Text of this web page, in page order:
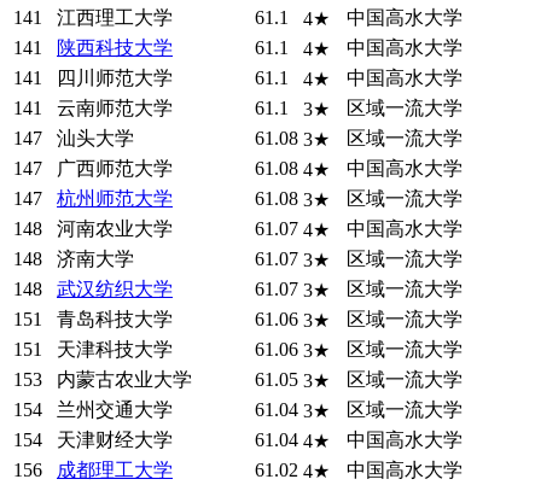
141
江西理工大学 61.1 4★
中国高水大学
141
陕西科技大学 61.1 4★
中国高水大学
141
四川师范大学 61.1 4★
中国高水大学
141
云南师范大学 61.1 3★
区域一流大学
147
汕头大学 61.08 3★
区域一流大学
147
广西师范大学 61.08 4★
中国高水大学
147
杭州师范大学 61.08 3★
区域一流大学
148
河南农业大学 61.07 4★
中国高水大学
148
济南大学 61.07 3★
区域一流大学
148
武汉纺织大学 61.07 3★
区域一流大学
151
青岛科技大学 61.06 3★
区域一流大学
151
天津科技大学 61.06 3★
区域一流大学
153
内蒙古农业大学 61.05 3★
区域一流大学
154
兰州交通大学 61.04 3★
区域一流大学
154
天津财经大学 61.04 4★
中国高水大学
156
成都理工大学 61.02 4★
中国高水大学